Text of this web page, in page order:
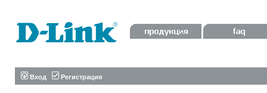
Вход Регистрация